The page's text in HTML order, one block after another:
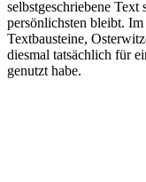
selbstgeschriebene
persönlichsten bleibt.
Textbausteine,
diesmal tatsächlich für
genutzt habe.